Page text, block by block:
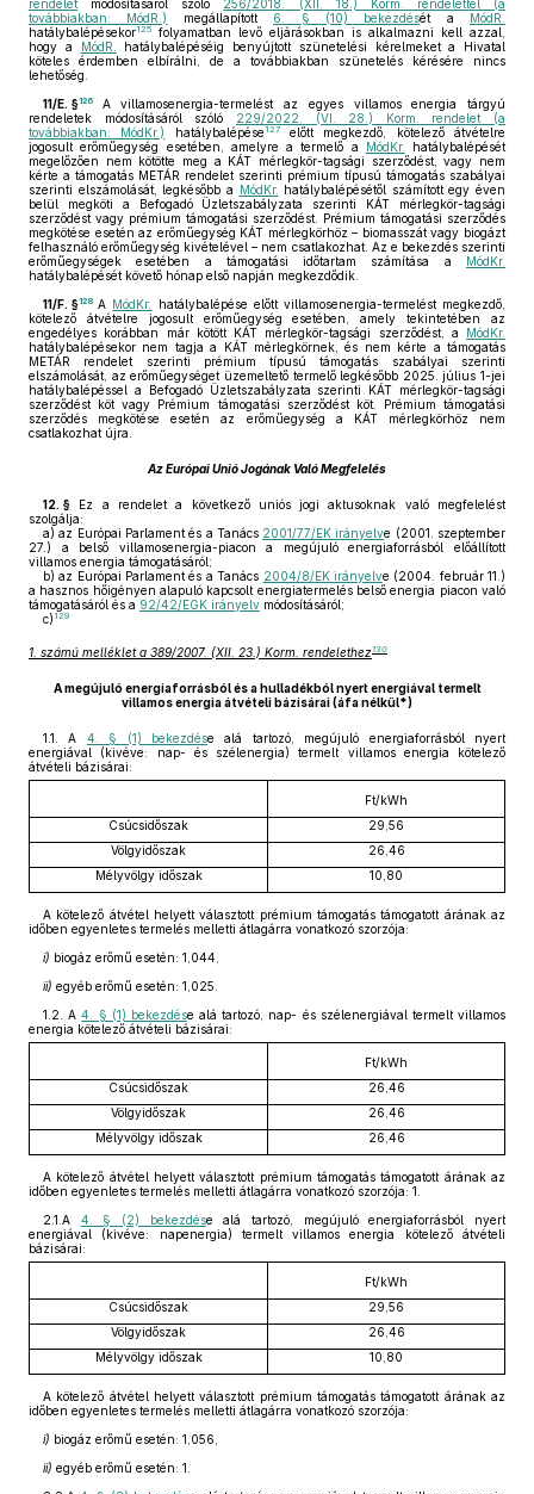
rendelet módosításáról szóló 256/2018. (XII. 18.) Korm. rendelettel (a
továbbiakban: MódR.)
megállapított 6. § (10) bekezdését a MódR.
hatálybalépésekor125
folyamatban levő eljárásokban is alkalmazni kell azzal,
hogy a
MódR.
hatálybalépéséig benyújtott szünetelési kérelmeket a Hivatal
köteles érdemben elbírálni, de a továbbiakban szünetelés kérésére nincs
lehetőség.
11/E. §126
A villamosenergia-termelést az egyes villamos energia tárgyú
rendeletek módosításáról szóló 229/2022. (VI. 28.) Korm. rendelet (a
továbbiakban: MódKr.)
hatálybalépése 127előtt megkezdő, kötelező átvételre
jogosult erőműegység esetében, amelyre a termelő a
MódKr.
hatálybalépését
megelőzően nem kötötte meg a KÁT mérlegkör-tagsági szerződést, vagy nem
kérte a támogatás METÁR rendelet szerinti prémium típusú támogatás szabályai
szerinti elszámolását, legkésőbb a MódKr. hatálybalépésétől számított egy éven
belül megköti a Befogadó Üzletszabályzata szerinti KÁT mérlegkör-tagsági
szerződést vagy prémium támogatási szerződést. Prémium támogatási szerződés
megkötése esetén az erőműegység KÁT mérlegkörhöz – biomasszát vagy biogázt
felhasználó erőműegység kivételével – nem csatlakozhat. Az e bekezdés szerinti
erőműegységek esetében a támogatási időtartam számítása a MódKr.
hatálybalépését követő hónap első napján megkezdődik.
11/F. §128 A MódKr.
hatálybalépése előtt villamosenergia-termelést megkezdő,
kötelező átvételre jogosult erőműegység esetében, amely tekintetében az
engedélyes korábban már kötött KÁT mérlegkör-tagsági szerződést, a MódKr.
hatálybalépésekor nem tagja a KÁT mérlegkörnek, és nem kérte a támogatás
METÁR rendelet szerinti prémium típusú támogatás szabályai szerinti
elszámolását, az erőműegységet üzemeltető termelő legkésőbb 2025. július 1-jei
hatálybalépéssel a Befogadó Üzletszabályzata szerinti KÁT mérlegkör-tagsági
szerződést köt vagy Prémium támogatási szerződést köt. Prémium támogatási
szerződés megkötése esetén az erőműegység a KÁT mérlegkörhöz nem
csatlakozhat újra.
Az Európai Unió Jogának Való Megfelelés
12. § Ez a rendelet a következő uniós jogi aktusoknak való megfelelést
szolgálja:
a) az Európai Parlament és a Tanács 2001/77/EK irányelve (2001. szeptember
27.) a belső villamosenergia-piacon a megújuló energiaforrásból előállított
villamos energia támogatásáról;
b) az Európai Parlament és a Tanács 2004/8/EK irányelve (2004. február 11.)
a hasznos hőigényen alapuló kapcsolt energiatermelés belső energia piacon való
támogatásáról és a 92/42/EGK irányelv módosításáról;
c) 129
1. számú melléklet a 389/2007. (XII. 23.) Korm. rendelethez130
A megújuló energiaforrásból és a hulladékból nyert energiával termelt
villamos energia átvételi bázisárai (áfa nélkül*)
1.1. A 4. § (1) bekezdése alá tartozó, megújuló energiaforrásból nyert
energiával (kivéve: nap- és szélenergia) termelt villamos energia kötelező
átvételi bázisárai:
Ft/kWh
Csúcsidőszak
29,56
Völgyidőszak
26,46
Mélyvölgy időszak
10,80
A kötelező átvétel helyett választott prémium támogatás támogatott árának az
időben egyenletes termelés melletti átlagárra vonatkozó szorzója:
i) biogáz erőmű esetén: 1,044,
ii) egyéb erőmű esetén: 1,025.
1.2. A4. § (1) bekezdése alá tartozó, nap- és szélenergiával termelt villamos
energia kötelező átvételi bázisárai:
Ft/kWh
Csúcsidőszak
26,46
Völgyidőszak
26,46
Mélyvölgy időszak
26,46
A kötelező átvétel helyett választott prémium támogatás támogatott árának az
időben egyenletes termelés melletti átlagárra vonatkozó szorzója: 1.
2.1.A 4. § (2) bekezdése alá tartozó, megújuló energiaforrásból nyert
energiával (kivéve: napenergia) termelt villamos energia kötelező átvételi
bázisárai:
Ft/kWh
Csúcsidőszak
29,56
Völgyidőszak
26,46
Mélyvölgy időszak
10,80
A kötelező átvétel helyett választott prémium támogatás támogatott árának az
időben egyenletes termelés melletti átlagárra vonatkozó szorzója:
i) biogáz erőmű esetén: 1,056,
ii) egyéb erőmű esetén: 1.